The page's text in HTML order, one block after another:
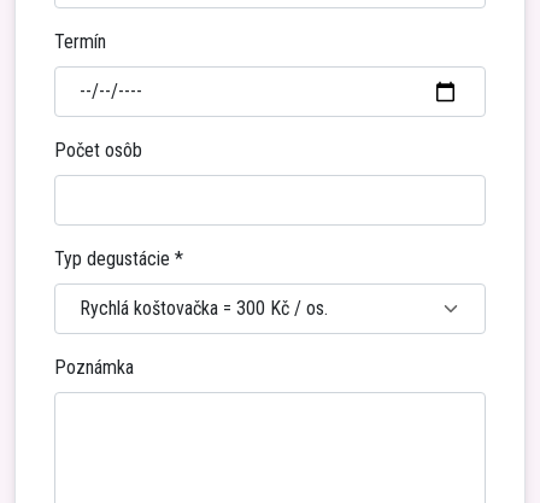
Termín
Počet osôb
Typ degustácie *
Poznámka